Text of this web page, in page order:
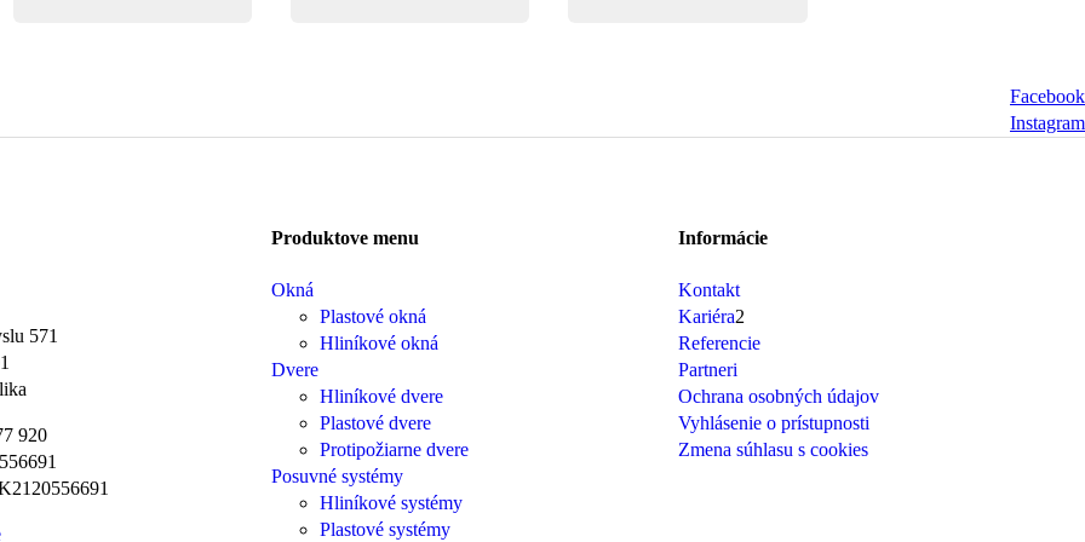
Facebook
Instagram
571
920
Produktove menu
Okná
Plastové okná
Hliníkové okná
Dvere
Hliníkové dvere
Plastové dvere
Protipožiarne dvere
Posuvné systémy
Hliníkové systémy
Plastové systémy
Informácie
Kontakt
Kariéra2
Referencie
Partneri
Ochrana osobných údajov
Vyhlásenie o prístupnosti
Zmena súhlasu s cookies